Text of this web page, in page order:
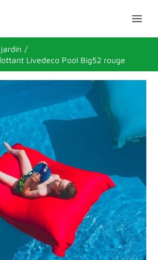
Livedeco Pool Big52 rouge